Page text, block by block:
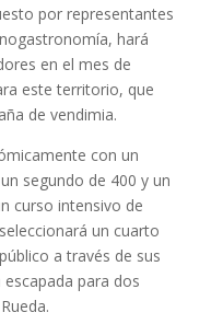
por representantes
hará
en el mes de
este territorio, que
de vendimia.
con un
segundo de 400 y un
curso intensivo de
un cuarto
a través de sus
para dos